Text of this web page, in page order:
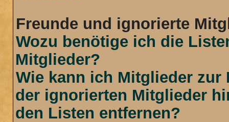
Freunde und ignorierte
Wozu benötige ich die
Mitglieder?
Wie kann ich Mitglieder zur
der ignorierten Mitglieder
den Listen entfernen?